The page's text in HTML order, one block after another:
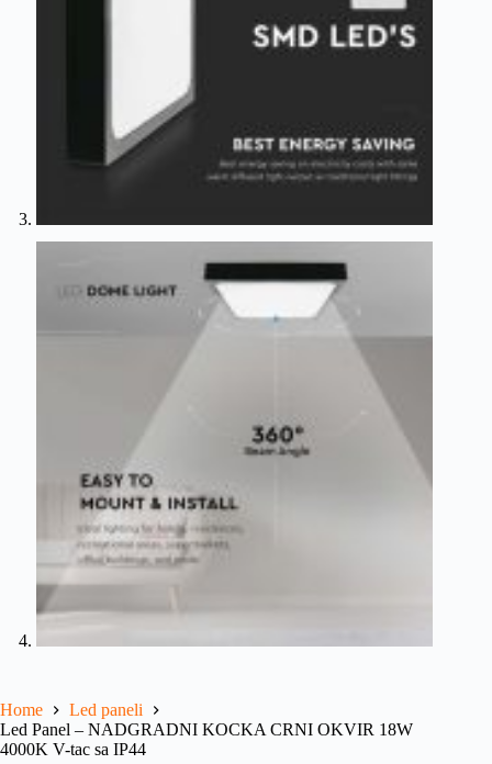
Home
Led paneli
Led Panel – NADGRADNI KOCKA CRNI OKVIR 18W
4000K V-tac sa IP44